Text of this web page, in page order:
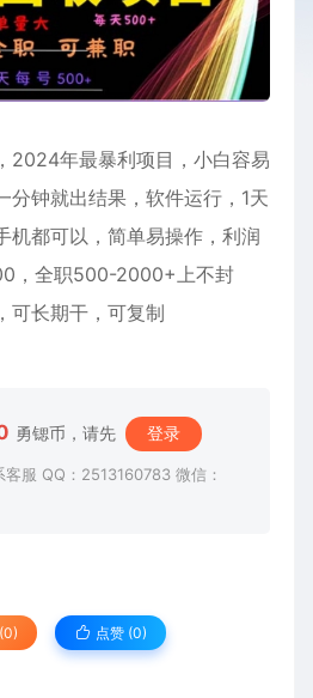
2024年最暴利项目，小白容易
分钟就出结果，软件运行，1天
机都可以，简单易操作，利润
，全职500-2000+上不封
可长期干，可复制
勇锶币，请先 登录
服 QQ：2513160783 微信：
点赞 (0)